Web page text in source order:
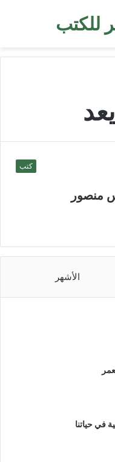
للكتب
كتب
منصور
الأشهر
في حياتنا